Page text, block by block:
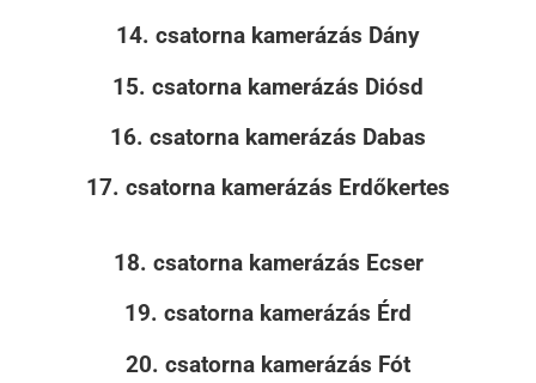
14. csatorna kamerázás Dány
15. csatorna kamerázás Diósd
16. csatorna kamerázás Dabas
17. csatorna kamerázás Erdőkertes
18. csatorna kamerázás Ecser
19. csatorna kamerázás Érd
20. csatorna kamerázás Fót